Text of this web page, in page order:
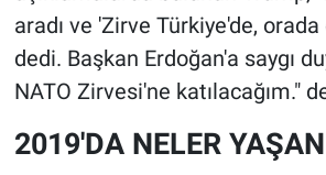
aradı ve 'Zirve Türkiye'de, orada
dedi. Başkan Erdoğan'a saygı
NATO Zirvesi'ne katılacağım."
2019'DA NELER